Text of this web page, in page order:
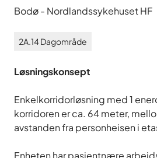
Bodø- Nordlandssykehuset HF
2A.14 Dagområde
Løsningskonsept
Enkelkorridorløsning med 1
korridoren er ca. 64 meter,
avstanden fra personheisen i
Enheten har pasientnære